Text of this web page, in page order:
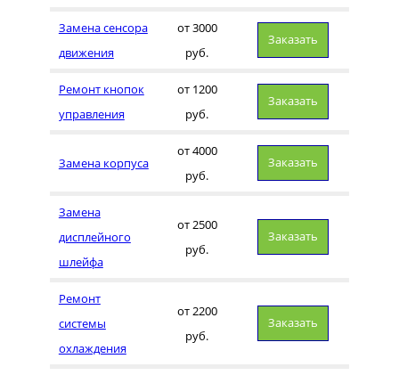
Замена сенсора
движения
от 3000
руб.
Заказать
Ремонт кнопок
управления
от 1200
руб.
Заказать
Замена корпуса
от 4000
руб.
Заказать
Замена
дисплейного
шлейфа
от 2500
руб.
Заказать
Ремонт
системы
охлаждения
от 2200
руб.
Заказать